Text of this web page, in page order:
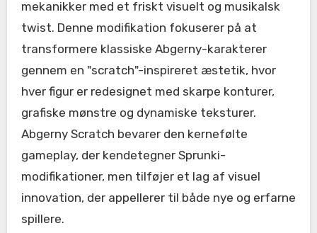
mekanikker med et friskt visuelt og musikalsk
twist. Denne modifikation fokuserer på at
transformere klassiske Abgerny-karakterer
gennem en "scratch"-inspireret æstetik, hvor
hver figur er redesignet med skarpe konturer,
grafiske mønstre og dynamiske teksturer.
Abgerny Scratch bevarer den kernefølte
gameplay, der kendetegner Sprunki-
modifikationer, men tilføjer et lag af visuel
innovation, der appellerer til både nye og erfarne
spillere.